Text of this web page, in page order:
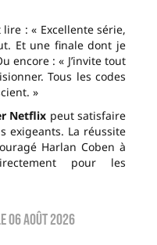
: « Excellente série,
Et une finale dont je
encore : « J’invite tout
Tous les codes
»
Netflix peut satisfaire
exigeants. La réussite
Harlan Coben à
pour les
06 août 2026